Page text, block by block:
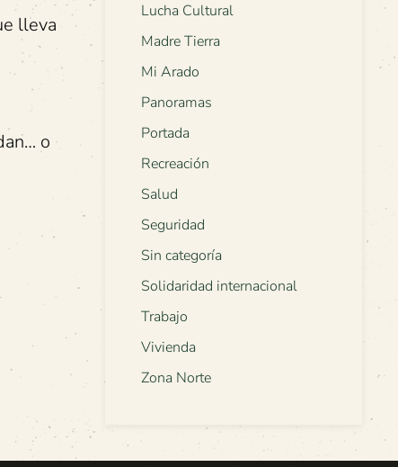
lleva
o
Lucha Cultural
Madre Tierra
Mi Arado
Panoramas
Portada
Recreación
Salud
Seguridad
Sin categoría
Solidaridad internacional
Trabajo
Vivienda
Zona Norte